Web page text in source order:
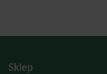
Sklep